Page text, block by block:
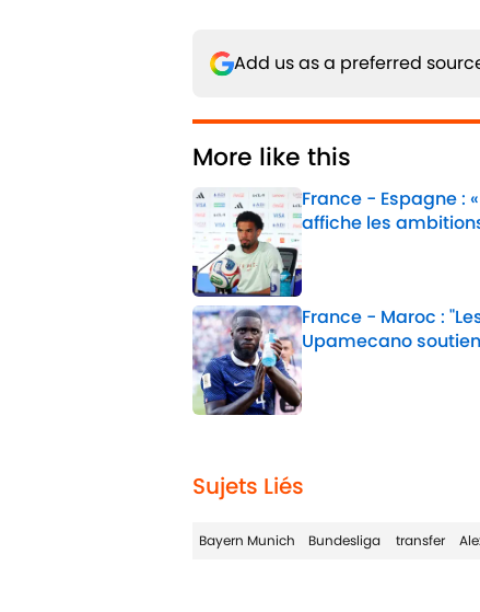
Add us as a preferred
More like this
France - Espagne :
affiche les
France - Maroc :
Upamecano
Published by on Invalid
Sujets Liés
Bayern Munich Bundesliga transfer